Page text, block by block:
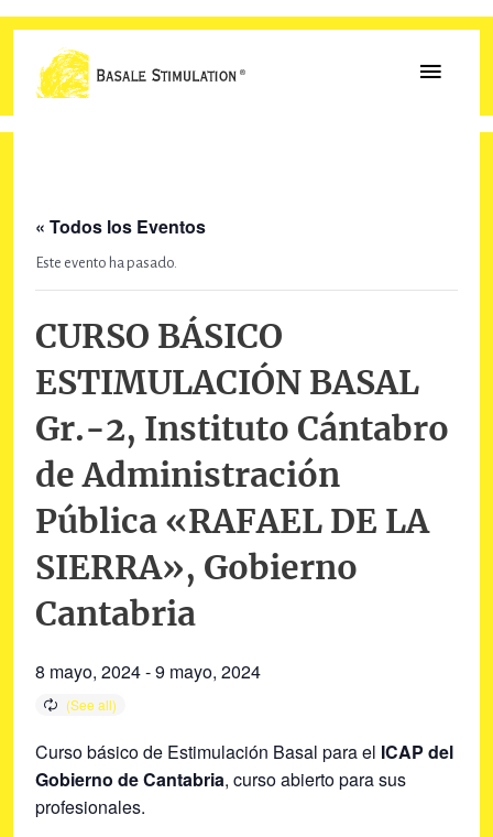
Ir
contenido
MENÚ
« Todos los Eventos
Este evento ha pasado.
CURSO BÁSICO
ESTIMULACIÓN BASAL
Gr.-2, Instituto Cántabro
de Administración
Pública «RAFAEL DE LA
SIERRA», Gobierno
Cantabria
8 mayo, 2024-9 mayo, 2024
Curso básico de Estimulación Basal para el ICAP del
Gobierno de Cantabria, curso abierto para sus
profesionales.